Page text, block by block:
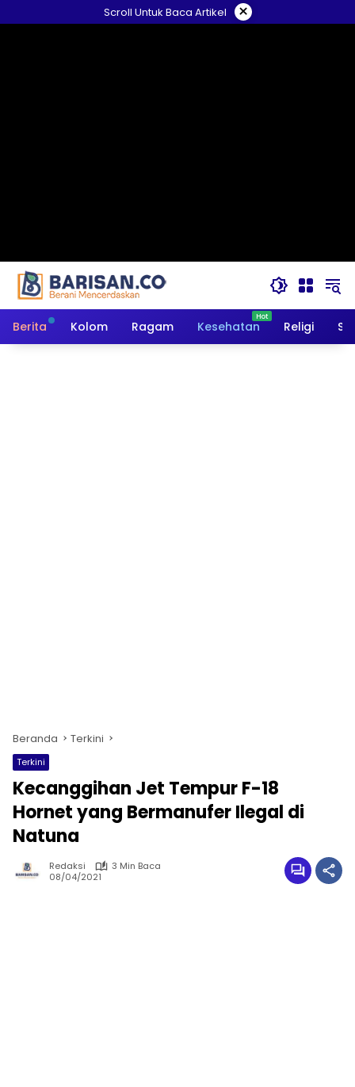
ke
Scroll Untuk Baca Artikel ×
Berita Kolom Ragam Kesehatan Religi
Beranda Terkini
Terkini
Kecanggihan Jet Tempur F-18
Hornet yang Bermanufer Ilegal di
Natuna
Redaksi
3 Min Baca
08/04/2021